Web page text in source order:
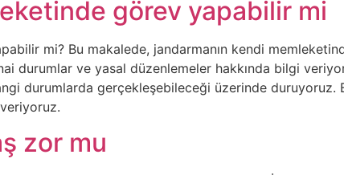
görev yapabilir mi
mi? Bu makalede, jandarmanın kendi
durumlar ve yasal düzenlemeler hakkında bilgi
durumlarda gerçekleşebileceği üzerinde duruyoruz.
zor mu